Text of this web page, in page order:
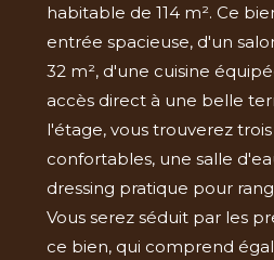
habitable de 114 m². Ce
entrée spacieuse, d'un
32 m², d'une cuisine
accès direct à une belle
l'étage, vous trouverez
confortables, une salle
dressing pratique pour
Vous serez séduit par les
ce bien, qui comprend